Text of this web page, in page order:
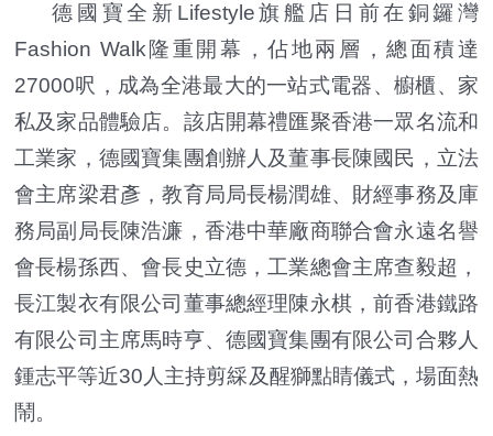
德國寶全新Lifestyle旗艦店日前在銅鑼灣
Fashion Walk隆重開幕，佔地兩層，總面積達
27000呎，成為全港最大的一站式電器、櫥櫃、家
私及家品體驗店。該店開幕禮匯聚香港一眾名流和
工業家，德國寶集團創辦人及董事長陳國民，立法
會主席梁君彥，教育局局長楊潤雄、財經事務及庫
務局副局長陳浩濂，香港中華廠商聯合會永遠名譽
會長楊孫西、會長史立德，工業總會主席查毅超，
長江製衣有限公司董事總經理陳永棋，前香港鐵路
有限公司主席馬時亨、德國寶集團有限公司合夥人
鍾志平等近30人主持剪綵及醒獅點睛儀式，場面熱
鬧。